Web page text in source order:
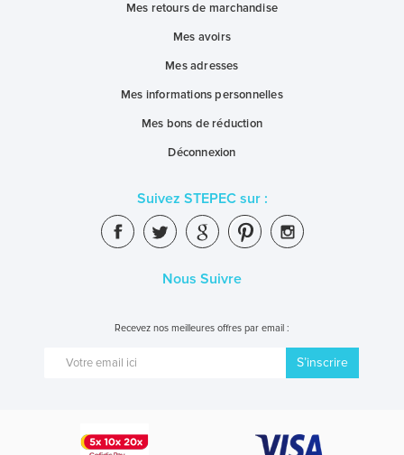
Mes retours de marchandise
Mes avoirs
Mes adresses
Mes informations personnelles
Mes bons de réduction
Déconnexion
Suivez STEPEC sur :
Nous Suivre
Recevez nos meilleures offres par email :
S’inscrire